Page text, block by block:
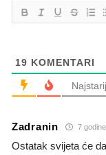
19 KOMENTARI
Zadranin 7
Ostatak svijeta će